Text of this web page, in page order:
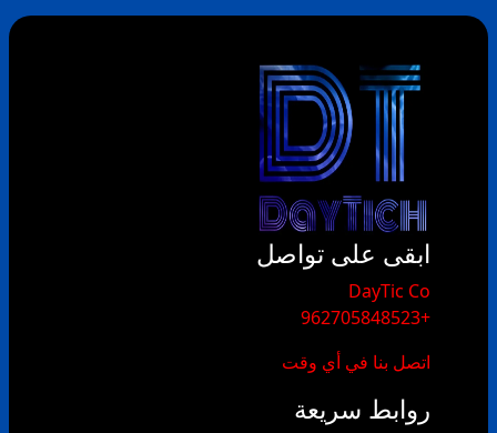
ابقى على تواصل
​DayTic Co
+962705848523
اتصل بنا في أي وقت
روابط سريعة